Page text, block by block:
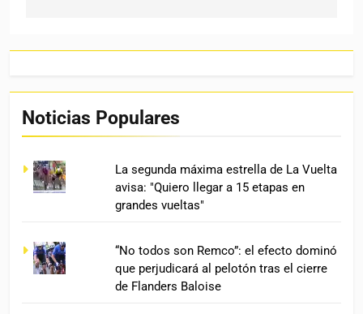
Noticias Populares
La segunda máxima estrella de La Vuelta
avisa: "Quiero llegar a 15 etapas en
grandes vueltas"
“No todos son Remco”: el efecto dominó
que perjudicará al pelotón tras el cierre
de Flanders Baloise